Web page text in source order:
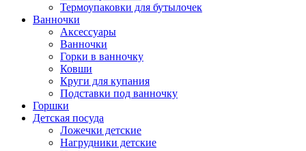
Термоупаковки для бутылочек
Ванночки
Аксессуары
Ванночки
Горки в ванночку
Ковши
Круги для купания
Подставки под ванночку
Горшки
Детская посуда
Ложечки детские
Нагрудники детские